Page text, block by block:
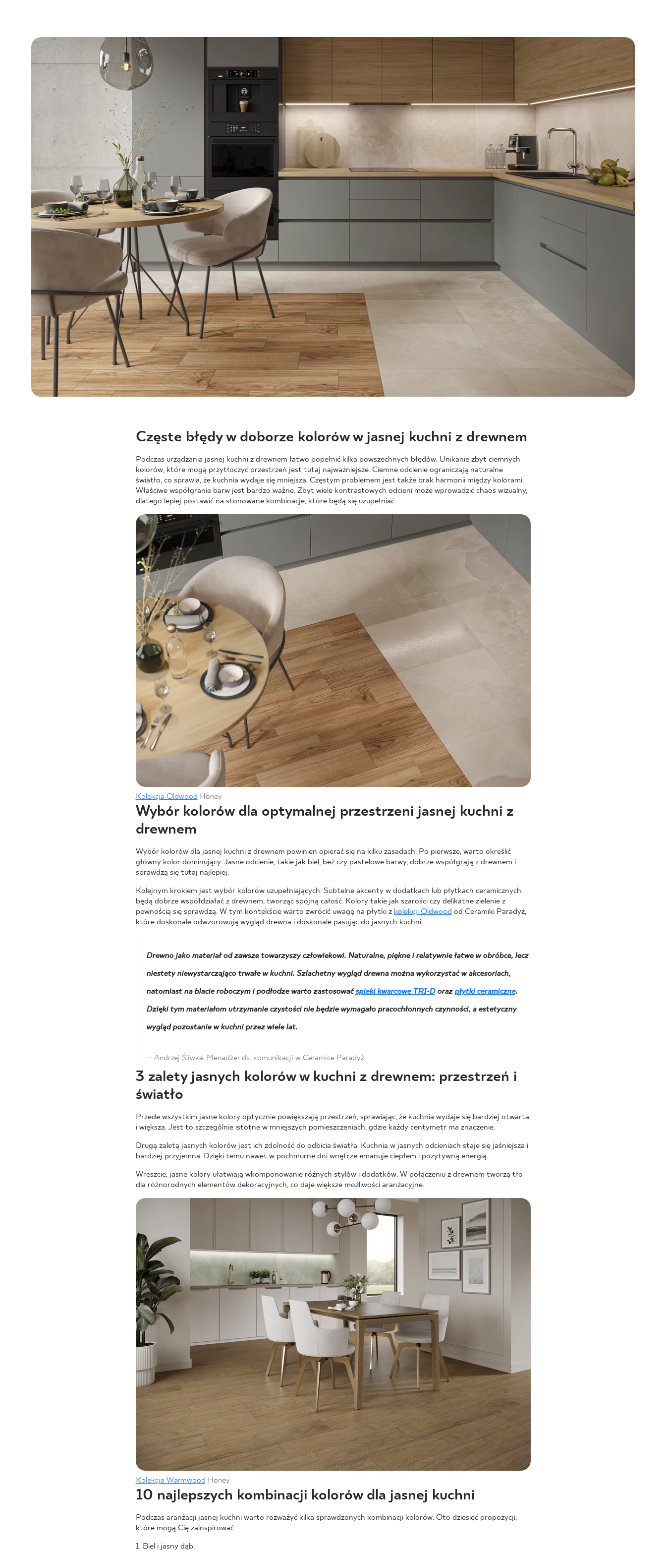
BLOG
MÓJ PROFIL
GDZIE KUPIĆ
KARIERA
KONTAKT
PL EN SK DE UK RU
Częste błędy w doborze kolorów w jasnej kuchni z drewnem
Podczas urządzania jasnej kuchni z drewnem łatwo popełnić kilka powszechnych błędów. Unikanie zbyt ciemnych
kolorów, które mogą przytłoczyć przestrzeń jest tutaj najważniejsze. Ciemne odcienie ograniczają naturalne
światło, co sprawia, że kuchnia wydaje się mniejsza. Częstym problemem jest także brak harmonii między kolorami.
Właściwe współgranie barw jest bardzo ważne. Zbyt wiele kontrastowych odcieni może wprowadzić chaos wizualny,
dlatego lepiej postawić na stonowane kombinacje, które będą się uzupełniać.
Kolekcja Oldwood Honey
Wybór kolorów dla optymalnej przestrzeni jasnej kuchni z
drewnem
Wybór kolorów dla jasnej kuchni z drewnem powinien opierać się na kilku zasadach. Po pierwsze, warto określić
główny kolor dominujący. Jasne odcienie, takie jak biel, beż czy pastelowe barwy, dobrze współgrają z drewnem i
sprawdzą się tutaj najlepiej.
Kolejnym krokiem jest wybór kolorów uzupełniających. Subtelne akcenty w dodatkach lub płytkach ceramicznych
będą dobrze współdziałać z drewnem, tworząc spójną całość. Kolory takie jak szarości czy delikatne zielenie z
pewnością się sprawdzą. W tym kontekście warto zwrócić uwagę na płytki z kolekcji Oldwood od Ceramiki Paradyż,
które doskonale odwzorowują wygląd drewna i doskonale pasując do jasnych kuchni.
Drewno jako materiał od zawsze towarzyszy człowiekowi. Naturalne, piękne i relatywnie łatwe w obróbce, lecz
niestety niewystarczająco trwałe w kuchni. Szlachetny wygląd drewna można wykorzystać w akcesoriach,
natomiast na blacie roboczym i podłodze warto zastosowaćspieki kwarcowe TRI-Doraz płytki ceramiczne.
Dzięki tym materiałom utrzymanie czystości nie będzie wymagało pracochłonnych czynności, a estetyczny
wygląd pozostanie w kuchni przez wiele lat.
— Andrzej Śliwka, Menadżer ds. komunikacji w Ceramice Paradyż
3 zalety jasnych kolorów w kuchni z drewnem: przestrzeń i
światło
Przede wszystkim jasne kolory optycznie powiększają przestrzeń, sprawiając, że kuchnia wydaje się bardziej otwarta
i większa. Jest to szczególnie istotne w mniejszych pomieszczeniach, gdzie każdy centymetr ma znaczenie.
Drugą zaletą jasnych kolorów jest ich zdolność do odbicia światła. Kuchnia w jasnych odcieniach staje się jaśniejsza i
bardziej przyjemna. Dzięki temu nawet w pochmurne dni wnętrze emanuje ciepłem i pozytywną energią.
Wreszcie, jasne kolory ułatwiają wkomponowanie różnych stylów i dodatków. W połączeniu z drewnem tworzą tło
dla różnorodnych elementów dekoracyjnych, co daje większe możliwości aranżacyjne.
Kolekcja Warmwood Honey
10 najlepszych kombinacji kolorów dla jasnej kuchni
Podczas aranżacji jasnej kuchni warto rozważyć kilka sprawdzonych kombinacji kolorów. Oto dziesięć propozycji,
które mogą Cię zainspirować:
1. Biel i jasny dąb.